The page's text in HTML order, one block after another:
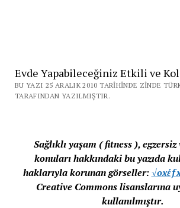
Evde Yapabileceğiniz Etkili ve
BU YAZI 25 ARALIK 2010 TARIHINDE ZINDE
TARAFINDAN YAZILMIŞTIR.
Sağlıklı yaşam ( fitness ),
konuları hakkındaki bu yazıda
haklarıyla korunan görseller:
Creative Commons lisanslarına
kullanılmıştır.